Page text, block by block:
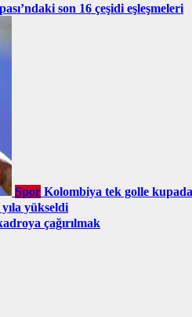
son 16 çeşidi eşleşmeleri
Spor Kolombiya tek golle
yükseldi
çağırılmak